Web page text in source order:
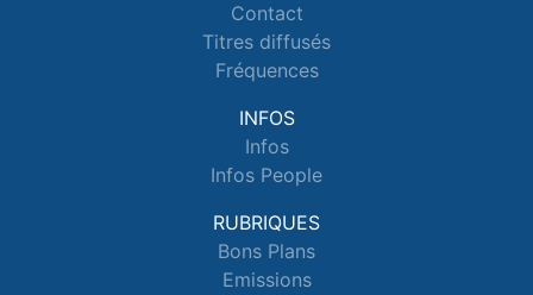
Contact
Titres diffusés
Fréquences
INFOS
Infos
Infos People
RUBRIQUES
Bons Plans
Emissions